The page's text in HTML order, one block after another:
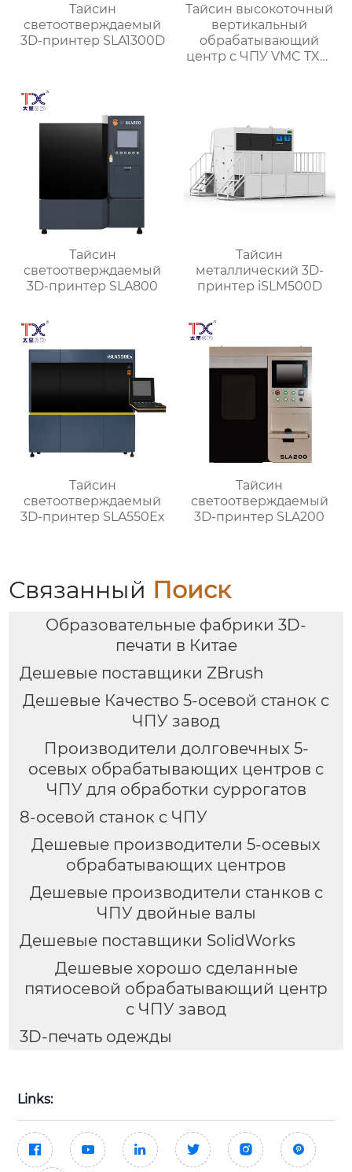
Тайсин
светоотверждаемый
3D-принтер SLA1300D
Тайсин высокоточный
вертикальный
обрабатывающий
центр с ЧПУ VMC TXP-
Тайсин
светоотверждаемый
3D-принтер SLA800
Тайсин
металлический 3D-
принтер iSLM500D
Тайсин
светоотверждаемый
3D-принтер SLA550Ex
Тайсин
светоотверждаемый
3D-принтер SLA200
Связанный Поиск
Образовательные фабрики 3D-
печати в Китае
Дешевые поставщики ZBrush
Дешевые Качество 5-осевой станок с
ЧПУ завод
Производители долговечных 5-
осевых обрабатывающих центров с
ЧПУ для обработки суррогатов
8-осевой станок с ЧПУ
Дешевые производители 5-осевых
обрабатывающих центров
Дешевые производители станков с
ЧПУ двойные валы
Дешевые поставщики SolidWorks
Дешевые хорошо сделанные
пятиосевой обрабатывающий центр
с ЧПУ завод
3D-печать одежды
Links:
     